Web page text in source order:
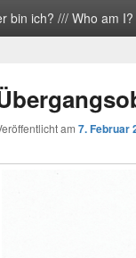
bin ich? /// Who am I?
am 7. Februar